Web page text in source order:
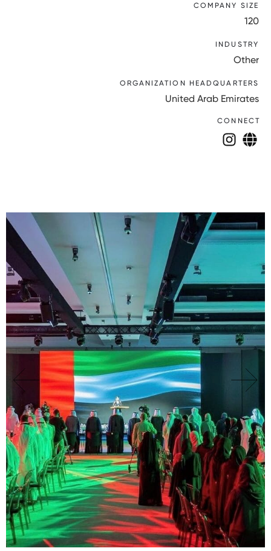
COMPANY SIZE
120
INDUSTRY
Other
ORGANIZATION HEADQUARTERS
United Arab Emirates
CONNECT